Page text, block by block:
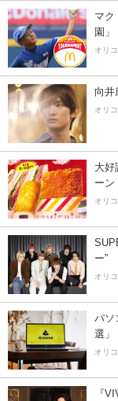
マク
園」
オリ
向井
オリ
大好
ーン
オリ
ー”
オリ
パソ
選」
オリ
『